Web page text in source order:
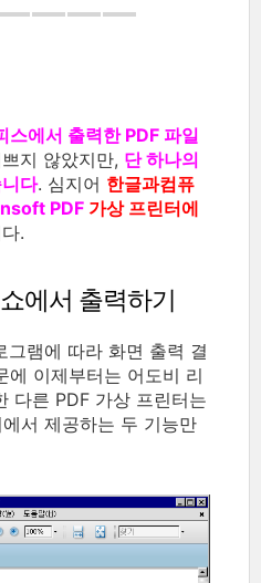
스에서 출력한 PDF 파일
지 않았지만, 단 하나의
다. 심지어 한글과컴퓨
PDF 가상 프린터에
.
쇼에서 출력하기
그램에 따라 화면 출력 결
에 이제부터는 어도비 리
다른 PDF 가상 프린터는
서 제공하는 두 기능만